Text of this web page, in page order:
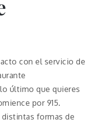
con el servicio de
último que quieres
por 915.
distintas formas de